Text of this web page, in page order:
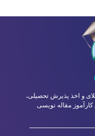
و اخذ پذیرش تحصیلی،
مقاله نویسی